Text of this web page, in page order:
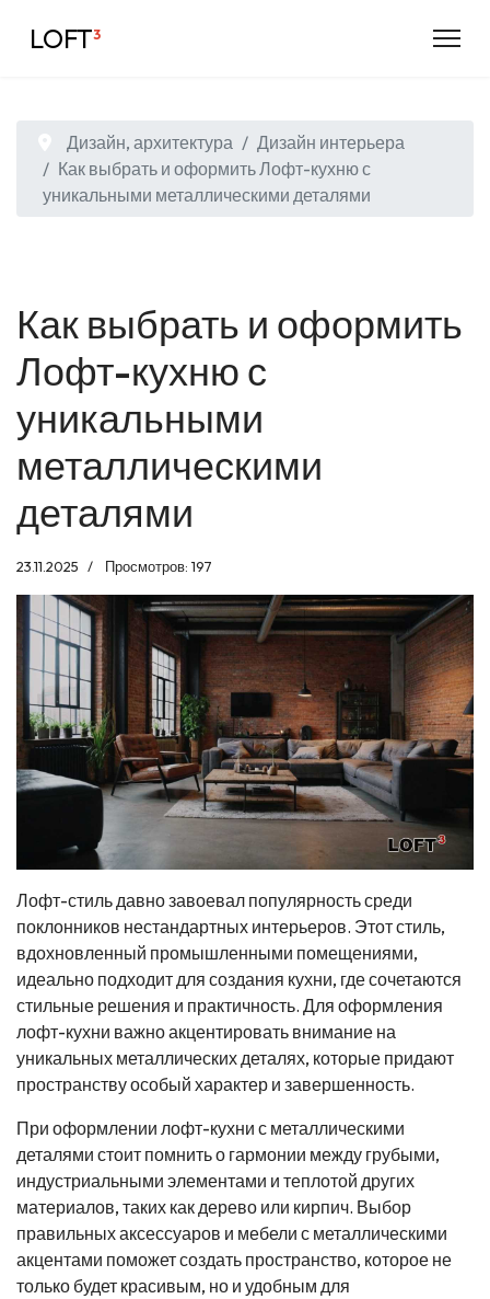
LOFT³
Дизайн, архитектура
Дизайн интерьера
Как выбрать и оформить Лофт-кухню с
уникальными металлическими деталями
Как выбрать и оформить
Лофт-кухню с
уникальными
металлическими
деталями
23.11.2025 Просмотров: 197
Лофт-стиль давно завоевал популярность среди
поклонников нестандартных интерьеров. Этот стиль,
вдохновленный промышленными помещениями,
идеально подходит для создания кухни, где сочетаются
стильные решения и практичность. Для оформления
лофт-кухни важно акцентировать внимание на
уникальных металлических деталях, которые придают
пространству особый характер и завершенность.
При оформлении лофт-кухни с металлическими
деталями стоит помнить о гармонии между грубыми,
индустриальными элементами и теплотой других
материалов, таких как дерево или кирпич. Выбор
правильных аксессуаров и мебели с металлическими
акцентами поможет создать пространство, которое не
только будет красивым, но и удобным для